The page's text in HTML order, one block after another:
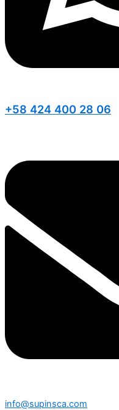
+58 424 400 28 06
info@supinsca.com